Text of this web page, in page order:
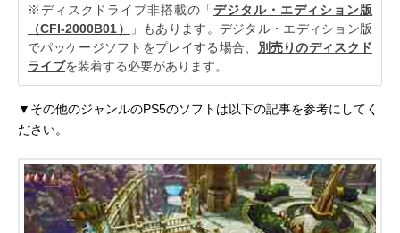
※ディスクドライブ非搭載の「デジタル・エディション版
（CFI-2000B01）
」もあります。デジタル・エディション版
でパッケージソフトをプレイする場合、 別売りのディスクド
ライブを装着する必要があります。
▼その他のジャンルのPS5のソフトは以下の記事を参考にしてく
ださい。